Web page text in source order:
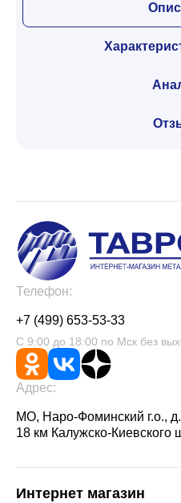
Телефон:
+7 (499) 653-53-33
С 9:00 до 18:00 по Мск без
Адрес:
МО, Наро-Фоминский г.о.,
18 км Калужско-Киевского
Интернет магазин